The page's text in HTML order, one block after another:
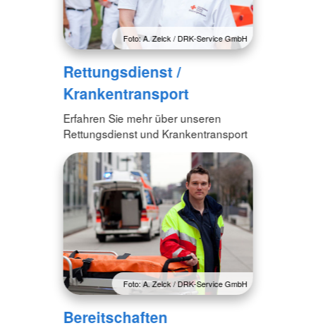
Foto: A. Zelck / DRK-Service GmbH
Rettungsdienst /
Krankentransport
Erfahren Sie mehr über unseren
Rettungsdienst und Krankentransport
Foto: A. Zelck / DRK-Service GmbH
Bereitschaften